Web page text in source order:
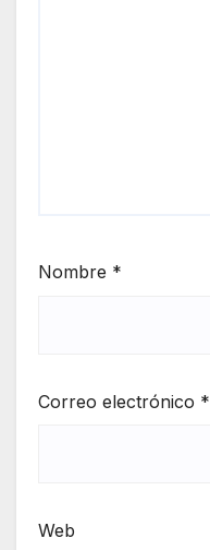
Nombre *
Correo electrónico *
Web